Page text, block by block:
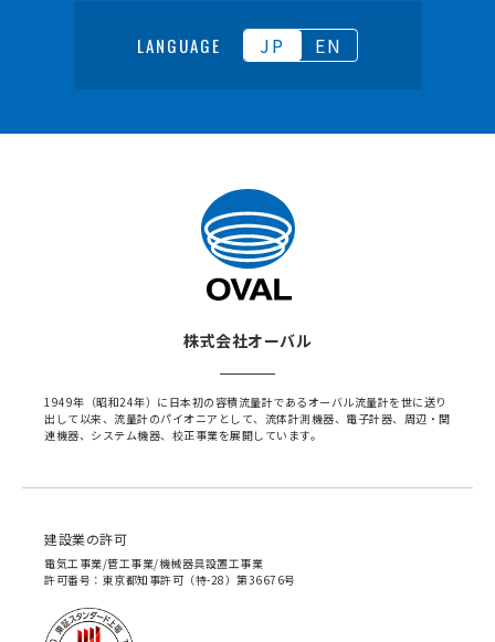
LANGUAGE JP EN
株式会社オーバル
1949年（昭和24年）に日本初の容積流量計であるオーバル流量計を世に送り
出して以来、流量計のパイオニアとして、流体計測機器、電子計器、周辺・関
連機器、システム機器、校正事業を展開しています。
建設業の許可
電気工事業/管工事業/機械器具設置工事業
許可番号：東京都知事許可（特-28）第36676号